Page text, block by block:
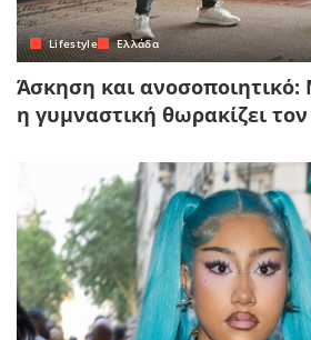
Lifestyle Ελλάδα
Άσκηση και
η γυμναστική θωρακίζει